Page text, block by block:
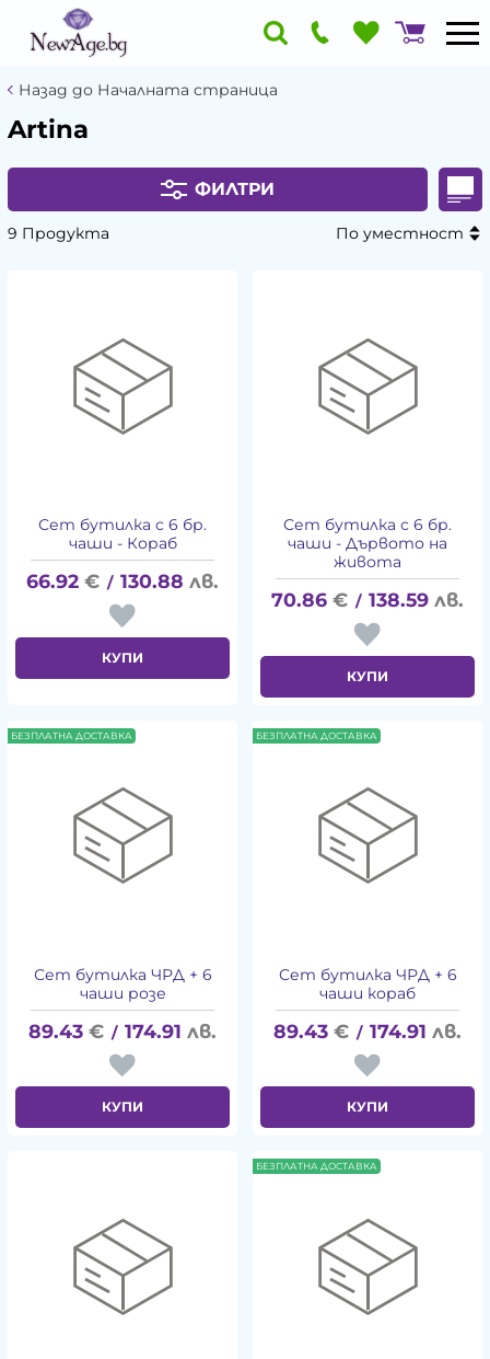
Назад до Началната страница
Artina
ФИЛТРИ
9 Продукта По уместност
Сет бутилка с 6 бр.
чаши - Кораб
66.92 € / 130.88 лв.
КУПИ
Сет бутилка с 6 бр.
чаши - Дървото на
живота
70.86 € / 138.59 лв.
КУПИ
Сет бутилка ЧРД + 6
чаши розе
89.43 € / 174.91 лв.
КУПИ
БЕЗПЛАТНА ДОСТАВКА
Сет бутилка ЧРД + 6
чаши кораб
89.43 € / 174.91 лв.
КУПИ
БЕЗПЛАТНА ДОСТАВКА
БЕЗПЛАТНА ДОСТАВКА